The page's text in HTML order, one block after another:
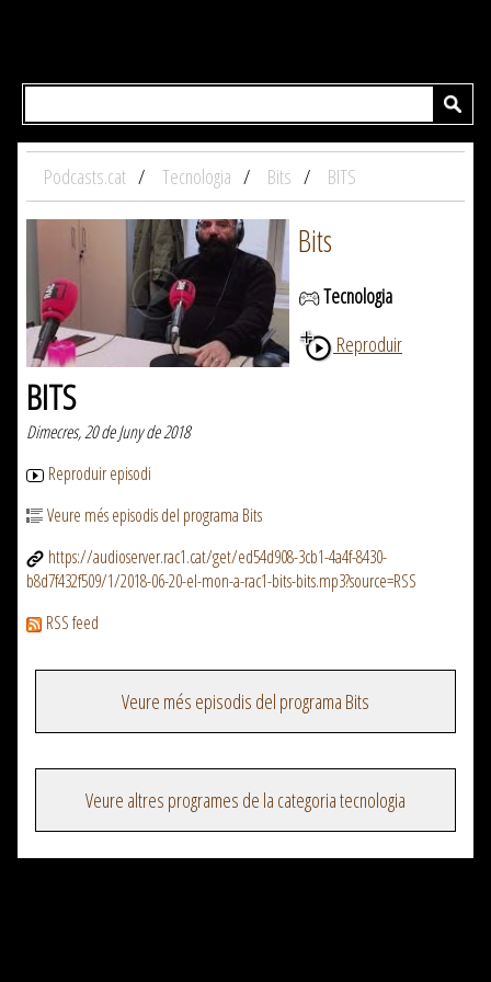
Podcasts.cat Tecnologia Bits BITS
Bits
Tecnologia
Reproduir
BITS
Dimecres, 20 de Juny de 2018
Reproduir episodi
Veure més episodis del programa Bits
https://audioserver.rac1.cat/get/ed54d908-3cb1-4a4f-8430-
b8d7f432f509/1/2018-06-20-el-mon-a-rac1-bits-bits.mp3?source=RSS
RSS feed
Veure més episodis del programa Bits
Veure altres programes de la categoria tecnologia